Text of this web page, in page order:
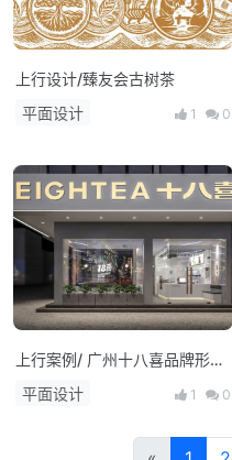
上行设计/臻友会古树茶
平面设计
1 0
上行案例/ 广州十八喜品牌形象
平面设计 1 0